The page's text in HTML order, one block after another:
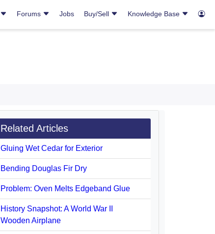
Forums Jobs Buy/Sell Knowledge Base
Related Articles
Gluing Wet Cedar for Exterior
Bending Douglas Fir Dry
Problem: Oven Melts Edgeband Glue
History Snapshot: A World War II
Wooden Airplane